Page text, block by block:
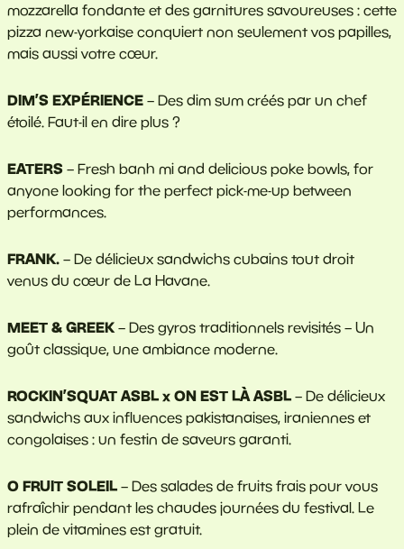
mozzarella fondante et des garnitures savoureuses : cette
pizza new-yorkaise conquiert non seulement vos papilles,
mais aussi votre cœur.
DIM’S EXPÉRIENCE – Des dim sum créés par un chef
étoilé. Faut-il en dire plus ?
EATERS – Fresh banh mi and delicious poke bowls, for
anyone looking for the perfect pick-me-up between
performances.
FRANK. – De délicieux sandwichs cubains tout droit
venus du cœur de La Havane.
MEET & GREEK – Des gyros traditionnels revisités – Un
goût classique, une ambiance moderne.
ROCKIN’SQUAT ASBL x ON EST LÀ ASBL – De délicieux
sandwichs aux influences pakistanaises, iraniennes et
congolaises : un festin de saveurs garanti.
O FRUIT SOLEIL – Des salades de fruits frais pour vous
rafraîchir pendant les chaudes journées du festival. Le
plein de vitamines est gratuit.